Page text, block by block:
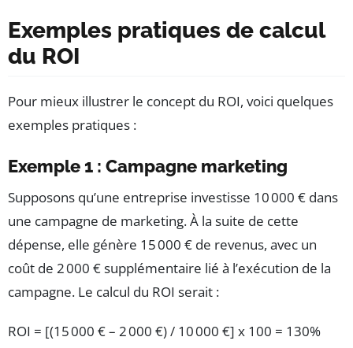
Exemples pratiques de calcul
du ROI
Pour mieux illustrer le concept du ROI, voici quelques
exemples pratiques :
Exemple 1 : Campagne marketing
Supposons qu’une entreprise investisse 10 000 € dans
une campagne de marketing. À la suite de cette
dépense, elle génère 15 000 € de revenus, avec un
coût de 2 000 € supplémentaire lié à l’exécution de la
campagne. Le calcul du ROI serait :
ROI = [(15 000 € – 2 000 €) / 10 000 €] x 100 = 130%